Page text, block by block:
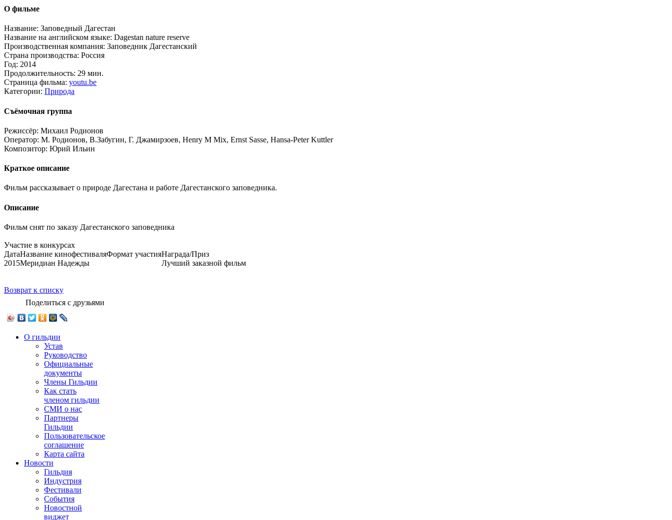
О фильме
Название: Заповедный Дагестан
Название на английском языке: Dagestan nature reserve
Производственная компания: Заповедник Дагестанский
Страна производства: Россия
Год: 2014
Продолжительность: 29 мин.
Страница фильма: youtu.be
Категории: Природа
Съёмочная группа
Режиссёр: Михаил Родионов
Оператор: М. Родионов, В.Забугин, Г. Джамирзоев, Henry M Mix, Ernst Sasse, Hansa-Peter Kuttler
Композитор: Юрий Ильин
Краткое описание
Фильм рассказывает о природе Дагестана и работе Дагестанского заповедника.
Описание
Фильм снят по заказу Дагестанского заповедника
Участие в конкурсах
ДатаНазвание кинофестиваляФормат участияНаграда/Приз
2015Меридиан Надежды Лучший заказной фильм
Возврат к списку
Поделиться с друзьями
О гильдии
Устав
Руководство
Официальные
документы
Члены Гильдии
Как стать
членом гильдии
СМИ о нас
Партнеры
Гильдии
Пользовательское
соглашение
Карта сайта
Новости
Гильдия
Индустрия
Фестивали
События
Новостной
виджет